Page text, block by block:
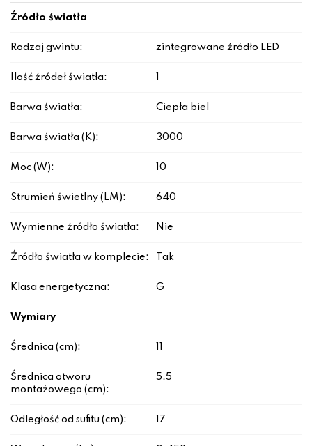
Źródło światła
Rodzaj gwintu: zintegrowane źródło LED
Ilość źródeł światła:
Barwa światła: Ciepła biel
Barwa światła (K): 3000
Moc (W): 10
Strumień świetlny (LM): 640
Wymienne źródło światła: Nie
Źródło światła w komplecie: Tak
Klasa energetyczna: G
Wymiary
Średnica (cm):
Średnica otworu
montażowego (cm):
5.5
Odległość od sufitu (cm): 17